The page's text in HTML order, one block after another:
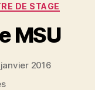
DE STAGE
MSU
2016
sur